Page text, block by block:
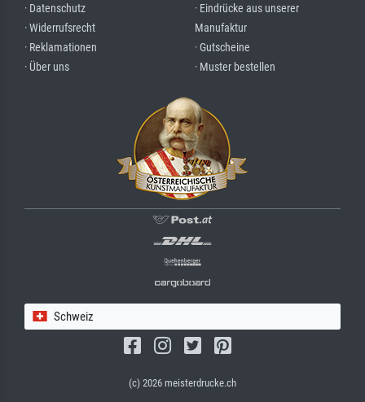
· Datenschutz
· Widerrufsrecht
· Reklamationen
· Über uns
· Eindrücke aus unserer
Manufaktur
· Gutscheine
· Muster bestellen
Schweiz
(c) 2026 meisterdrucke.ch